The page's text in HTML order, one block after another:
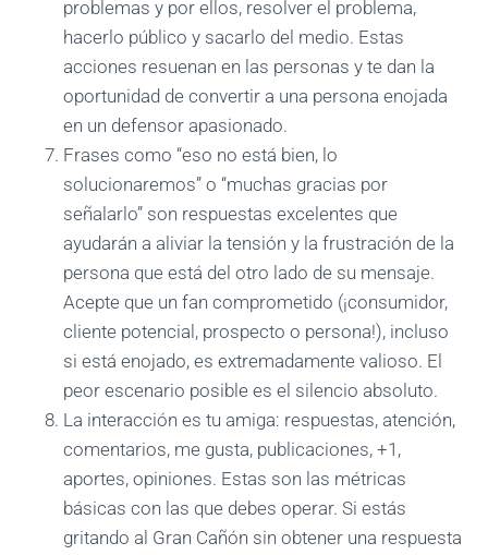
problemas y por ellos, resolver el problema,
hacerlo público y sacarlo del medio. Estas
acciones resuenan en las personas y te dan la
oportunidad de convertir a una persona enojada
en un defensor apasionado.
Frases como “eso no está bien, lo
solucionaremos” o “muchas gracias por
señalarlo” son respuestas excelentes que
ayudarán a aliviar la tensión y la frustración de la
persona que está del otro lado de su mensaje.
Acepte que un fan comprometido (¡consumidor,
cliente potencial, prospecto o persona!), incluso
si está enojado, es extremadamente valioso. El
peor escenario posible es el silencio absoluto.
La interacción es tu amiga: respuestas, atención,
comentarios, me gusta, publicaciones, +1,
aportes, opiniones. Estas son las métricas
básicas con las que debes operar. Si estás
gritando al Gran Cañón sin obtener una respuesta